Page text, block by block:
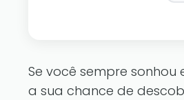
Se você sempre
a sua chance de